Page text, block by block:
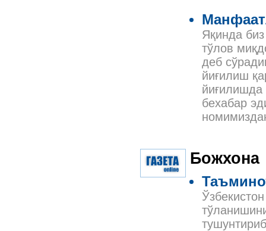
Яқинда
тўлов
деб
йиғилиш
йиғилишда
бехабар
Божхона